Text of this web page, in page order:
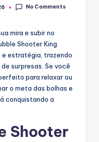
No Comments
mira e subir no
Shooter King
e estratégia, trazendo
surpresas. Se você
para relaxar ou
o meta das bolhas e
conquistando a
Shooter